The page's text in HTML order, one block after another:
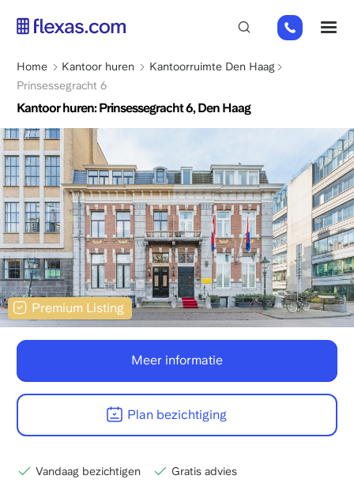
inhoud
gaan
+31
85
066
Kruimelpad
Home Kantoor huren
Kantoorruimte Den Haag
Prinsessegracht 6
Kantoor huren: Prinsessegracht 6, Den Haag
Premium Listing
Meer informatie
Plan bezichtiging
Vandaag bezichtigen
Gratis advies